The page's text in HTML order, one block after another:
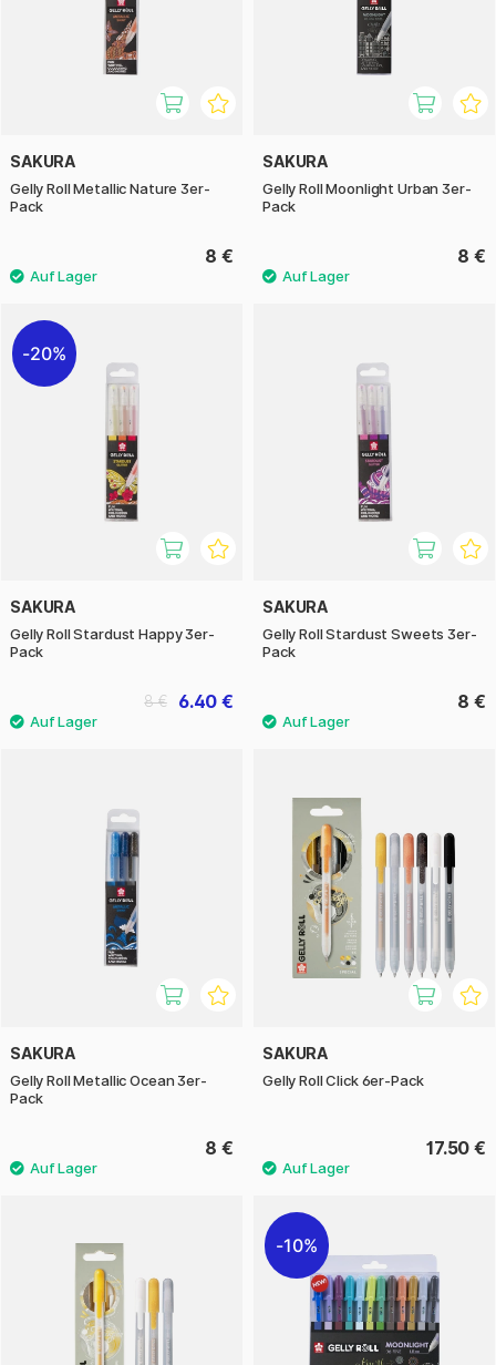
SAKURA
Gelly Roll Metallic Nature 3er-
Pack
8 €
SAKURA
Gelly Roll Moonlight Urban 3er-
Pack
8 €
20%
SAKURA
Gelly Roll Stardust Happy 3er-
Pack
6.40 €
8 €
SAKURA
Gelly Roll Stardust Sweets 3er-
Pack
8 €
SAKURA
Gelly Roll Metallic Ocean 3er-
Pack
8 €
SAKURA
Gelly Roll Click 6er-Pack
17.50 €
10%